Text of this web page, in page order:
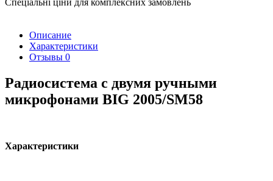
Описание
Характеристики
Отзывы 0
Радиосистема с двумя ручными
микрофонами BIG 2005/SM58
Характеристики